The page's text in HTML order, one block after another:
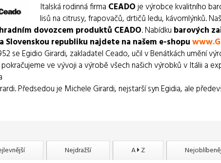
Italská rodinná firma CEADOje výrobce kvalitního
lisů na citrusy, frapovačů, drtičů ledu, kávomlýnků.
dovozcem produktů CEADO. Nabídku barových
Slovenskou republiku najdete na našem e-shopu
se Egidio Girardi, zakladatel Ceado, učil v Benátkách umění
ve vývoji a výrobě všech našich výrobků v Itálii a
Předsedou je Michele Girardi, nejstarší syn Egidia, ale
Nejdražší A Z